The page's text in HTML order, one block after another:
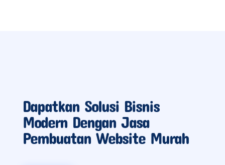
Dapatkan Solusi Bisnis
Modern Dengan Jasa
Pembuatan Website Murah